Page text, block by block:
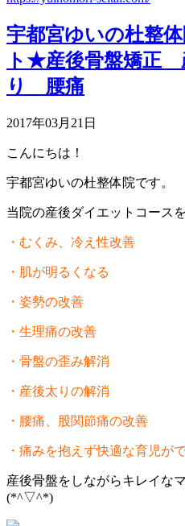
宇都宮ゆいの杜整
ト★産後骨盤矯正
り 腰痛
2017年03月21日
こんにちは！
宇都宮ゆいの杜整体院です。
当院の産後ダイエットコース
・むくみ、冷え性改善
・肌が明るくなる
・姿勢の改善
・生理痛の改善
・骨盤の歪み解消
・産後太りの解消
・腰痛、股関節痛の改善
・痛みを抱えず快適な育児が
産後骨盤をしながらキレイな
(*^▽^*)